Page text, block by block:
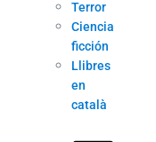
Terror
Ciencia
ficción
Llibres
en
català